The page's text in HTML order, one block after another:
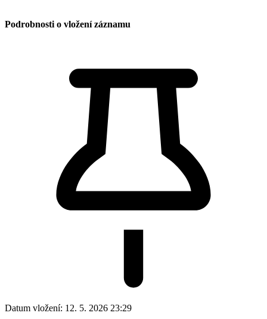
Podrobnosti o vložení záznamu
Datum vložení: 12. 5. 2026 23:29